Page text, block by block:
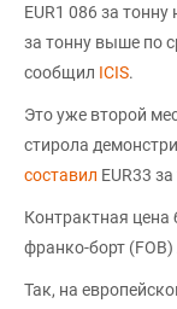
EUR1 086 за тонну
за тонну выше по
сообщил ICIS.
Это уже второй
стирола
составил EUR33
Контрактная цена
франко-борт
Так, на